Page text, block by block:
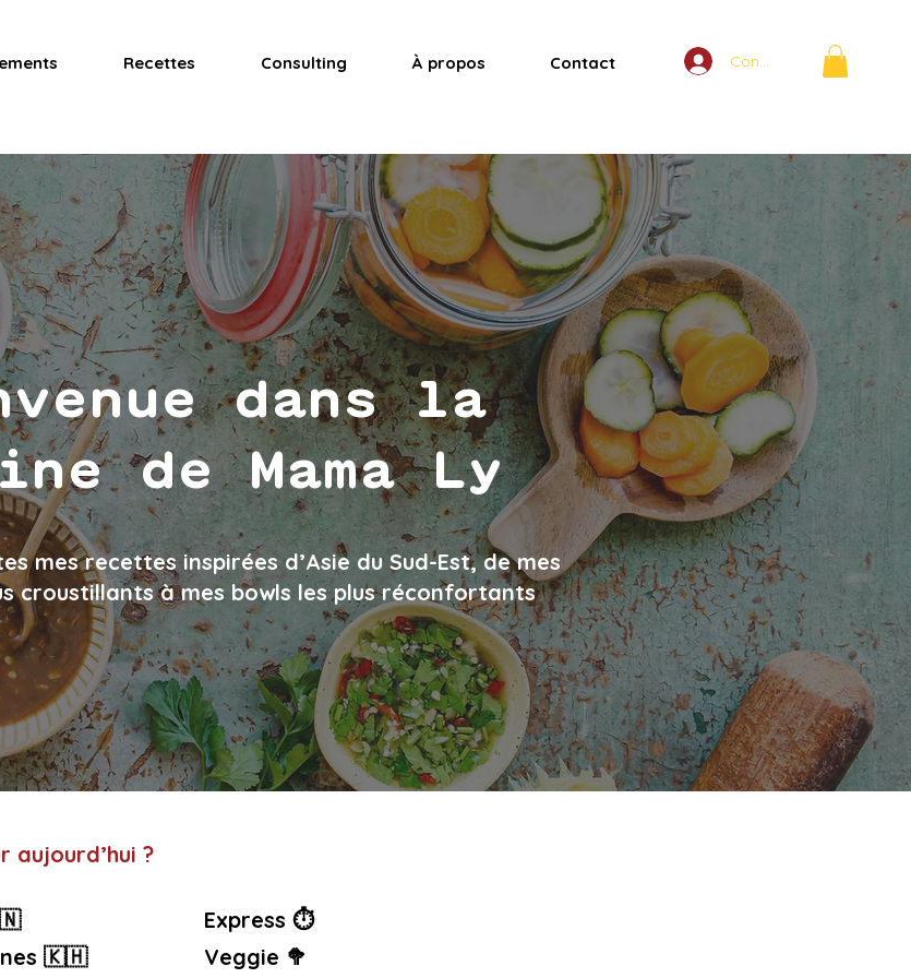
Recettes Consulting À propos Contact Connexion
dans la
de Mama Ly
mes recettes inspirées d’Asie du Sud-Est, de mes
croustillants à mes bowls les plus réconfortants
aujourd’hui ?
🇰🇭
Express ⏱️
Veggie 🥦